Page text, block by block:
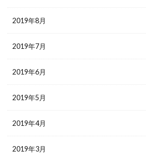
2019年8月
2019年7月
2019年6月
2019年5月
2019年4月
2019年3月